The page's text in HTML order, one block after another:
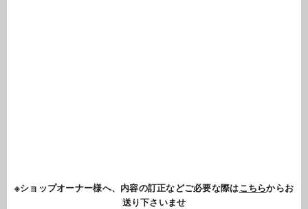
※ショップオーナー様へ、内容の訂正などご必要な際はこちらからお
送り下さいませ